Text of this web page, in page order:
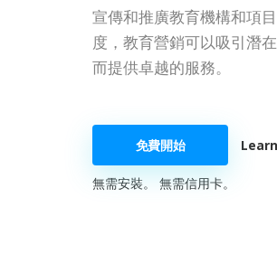
宣傳和推廣教育機構和項
度，教育營銷可以吸引潛
而提供卓越的服務。
免費開始
無需安裝。 無需信用卡。